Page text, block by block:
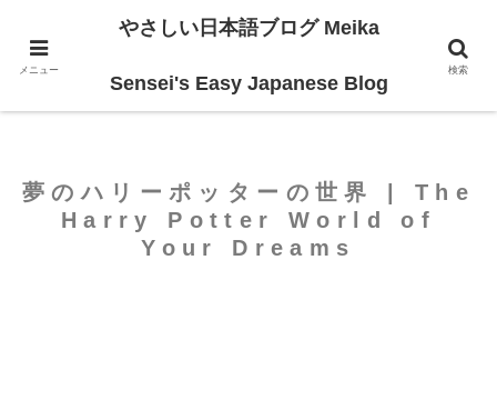
For Intermediate
夢のハリーポッターの世界 | The
Harry Potter World of
Your Dreams
メニュー
やさしい日本語ブログ Meika
Sensei's Easy Japanese Blog
検索